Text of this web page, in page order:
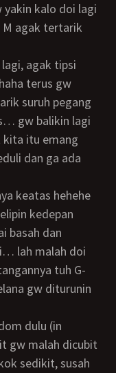
kalo doi lagi
agak tertarik
terus gw
suruh pegang
gw balikin lagi
kita itu emang
dan ga ada
kedepan
basah dan
lah malah doi
tuh G-
gw diturunin
gw malah dicubit
sedikit, susah